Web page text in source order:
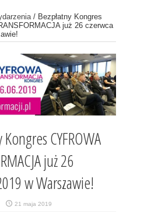
/ Bezpłatny Kongres
już 26 czerwca
Kongres CYFROWA
już 26
w Warszawie!
21 maja 2019